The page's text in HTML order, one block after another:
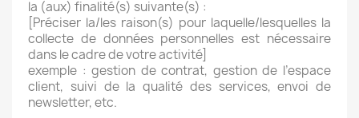
la (aux) finalité(s) suivante(s) :
[Préciser la/les raison(s) pour laquelle/lesquelles la
collecte de données personnelles est nécessaire
dans le cadre de votre activité]
exemple : gestion de contrat, gestion de l’espace
client, suivi de la qualité des services, envoi de
newsletter, etc.